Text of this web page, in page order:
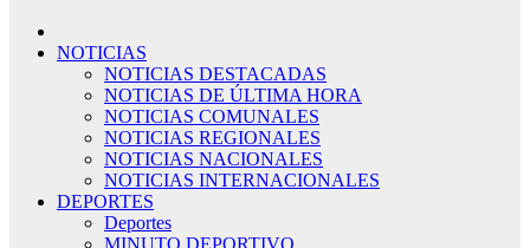
NOTICIAS
NOTICIAS DESTACADAS
NOTICIAS DE ÚLTIMA HORA
NOTICIAS COMUNALES
NOTICIAS REGIONALES
NOTICIAS NACIONALES
NOTICIAS INTERNACIONALES
DEPORTES
Deportes
MINUTO DEPORTIVO